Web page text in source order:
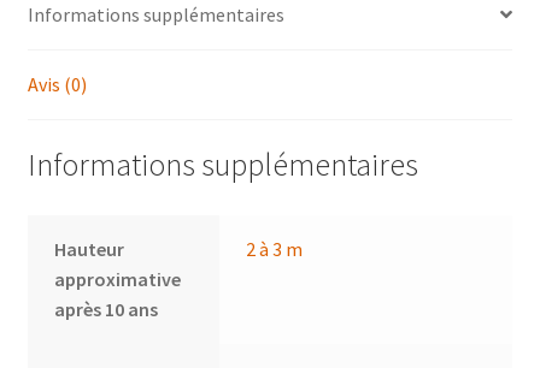
Informations supplémentaires
Avis (0)
Informations supplémentaires
Hauteur
approximative
après 10 ans
2 à 3 m